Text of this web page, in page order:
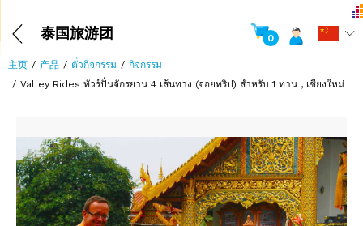
泰国旅游团 0
主页 产品 ตั๋วกิจกรรม
กิจกรรม
Valley Rides ทัวร์ปั่นจักรยาน 4 เส้นทาง (จอยทริป) สำหรับ 1 ท่าน , เชียงใหม่